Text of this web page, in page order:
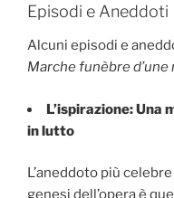
Episodi e Aneddoti
Alcuni episodi e
Marche funèbre
L’ispirazione:
in lutto
L’aneddoto più
genesi dell’opera è